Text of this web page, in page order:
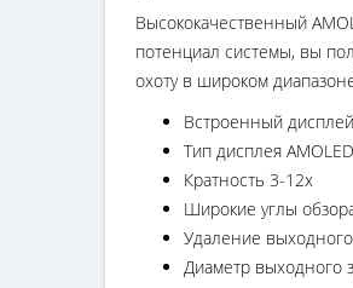
Высококачественный
потенциал системы, вы
охоту в широком
Встроенный
Тип дисплея AMOLED
Кратность 3-12x
Широкие углы
Удаление
Диаметр выходного